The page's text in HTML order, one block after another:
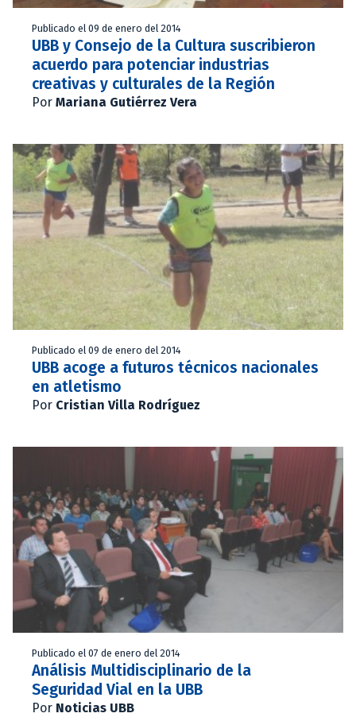
Publicado el 09 de enero del 2014
UBB y Consejo de la Cultura suscribieron
acuerdo para potenciar industrias
creativas y culturales de la Región
Por Mariana Gutiérrez Vera
Publicado el 09 de enero del 2014
UBB acoge a futuros técnicos nacionales
en atletismo
Por Cristian Villa Rodríguez
Publicado el 07 de enero del 2014
Análisis Multidisciplinario de la
Seguridad Vial en la UBB
Por Noticias UBB